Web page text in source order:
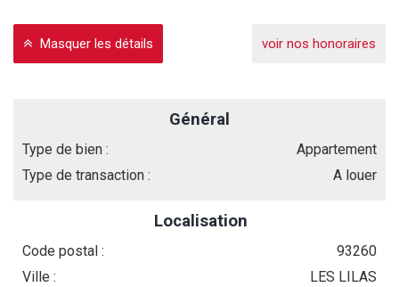
Masquer les détails voir nos honoraires
Général
Type de bien :
Appartement
Type de transaction :
A louer
Localisation
Code postal :
93260
Ville :
LES LILAS